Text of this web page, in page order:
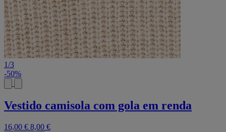
1/3
-50%
Vestido camisola com gola em renda
16,00 € 8,00 €